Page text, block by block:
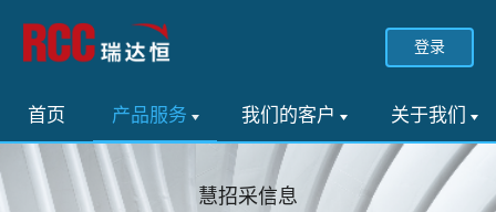
登录
首页 产品服务 我们的客户 关于我们
慧招采信息